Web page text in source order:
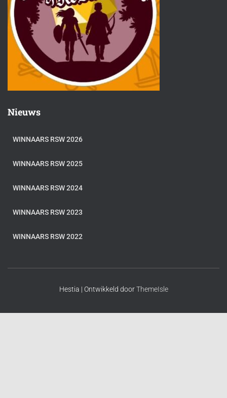
Nieuws
WINNAARS RSW 2026
WINNAARS RSW 2025
WINNAARS RSW 2024
WINNAARS RSW 2023
WINNAARS RSW 2022
Hestia | Ontwikkeld doorThemeIsle